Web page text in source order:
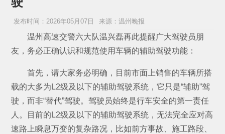
发布时间：2026年05月07日 来源：温州晚报
温州高速交警六大队温兴磊再此提醒广大驾驶员朋
友，务必正确认识和规范使用车辆的辅助驾驶功能：
首先，请大家务必明确，目前市面上销售的车辆所搭
载的大多为L2级及以下的辅助驾驶系统，它只是“辅助”驾
驶，而非“替代”驾驶。驾驶员始终是行车安全的第一责任
人。目前的L2级及以下的辅助驾驶系统，无法完全应对高
速路上瞬息万变的复杂路况，比如前方事故、施工路段、